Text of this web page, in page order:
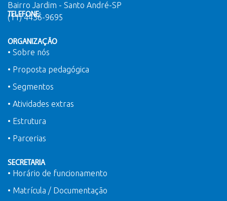
Bairro Jardim - Santo André-SP
TELEFONE:
(11) 4436-9695
ORGANIZAÇÃO
• Sobre nós
• Proposta pedagógica
• Segmentos
• Atividades extras
• Estrutura
• Parcerias
SECRETARIA
• Horário de funcionamento
• Matrícula / Documentação